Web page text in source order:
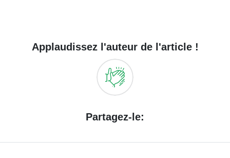
Applaudissez l'auteur de l'article !
Partagez-le: